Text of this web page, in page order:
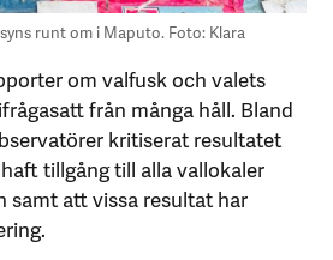
runt om i Maputo. Foto: Klara
om valfusk och valets
från många håll. Bland
kritiserat resultatet
tillgång till alla vallokaler
samt att vissa resultat har